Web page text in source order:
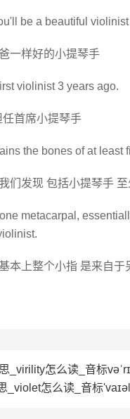
be a beautiful
一样好的小提琴手
violinist 3 years ago.
首席小提琴手
the bones of at
们发现 包括小提琴手
metacarpal,
本上整个小指 是来自
_virility怎么读_音标
_violet怎么读_音标